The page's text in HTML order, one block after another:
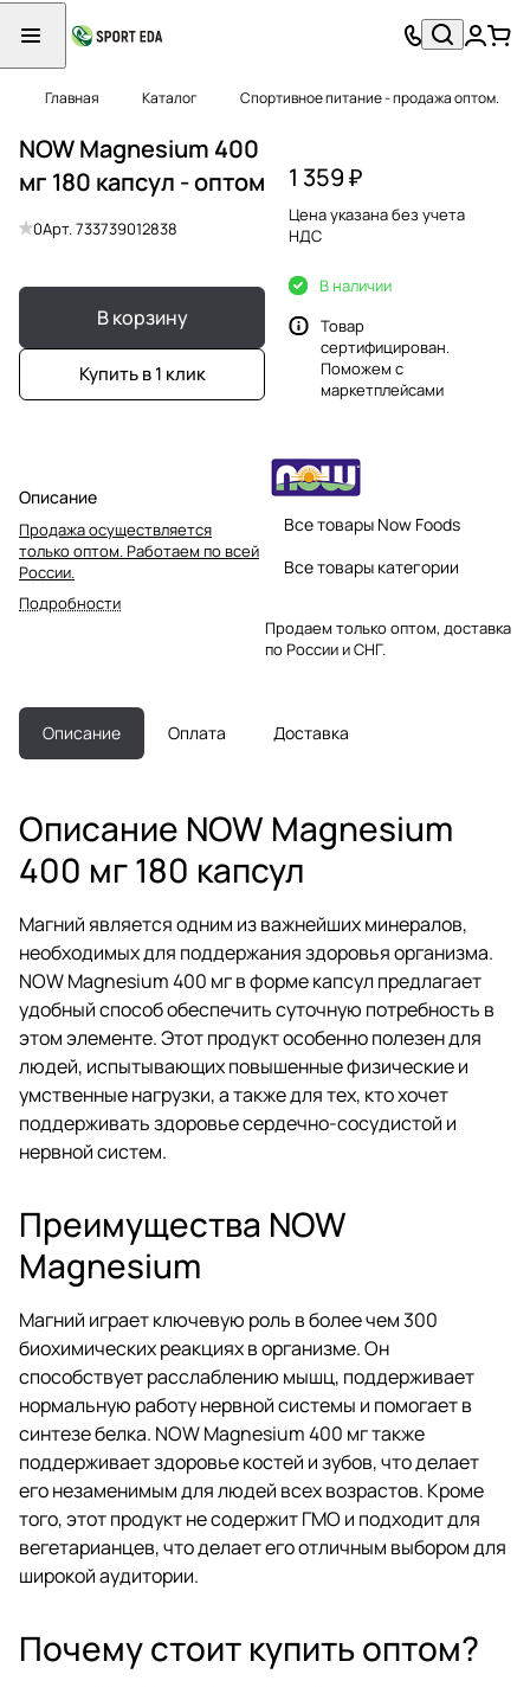
Главная Каталог Спортивное питание - продажа оптом.
NOW Magnesium 400
мг 180 капсул - оптом
0Арт.733739012838
В корзину
Купить в 1 клик
Описание
Продажа осуществляется
только оптом. Работаем по всей
России.
Подробности
1 359 ₽
Цена указана без учета
НДС
В наличии
Товар
сертифицирован.
Поможем с
маркетплейсами
Все товары Now Foods
Все товары категории
Продаем только оптом, доставка
по России и СНГ.
Описание Оплата Доставка
Описание NOW Magnesium
400 мг 180 капсул
Магний является одним из важнейших минералов,
необходимых для поддержания здоровья организма.
NOW Magnesium 400 мг в форме капсул предлагает
удобный способ обеспечить суточную потребность в
этом элементе. Этот продукт особенно полезен для
людей, испытывающих повышенные физические и
умственные нагрузки, а также для тех, кто хочет
поддерживать здоровье сердечно-сосудистой и
нервной систем.
Преимущества NOW
Magnesium
Магний играет ключевую роль в более чем 300
биохимических реакциях в организме. Он
способствует расслаблению мышц, поддерживает
нормальную работу нервной системы и помогает в
синтезе белка. NOW Magnesium 400 мг также
поддерживает здоровье костей и зубов, что делает
его незаменимым для людей всех возрастов. Кроме
того, этот продукт не содержит ГМО и подходит для
вегетарианцев, что делает его отличным выбором для
широкой аудитории.
Почему стоит купить оптом?